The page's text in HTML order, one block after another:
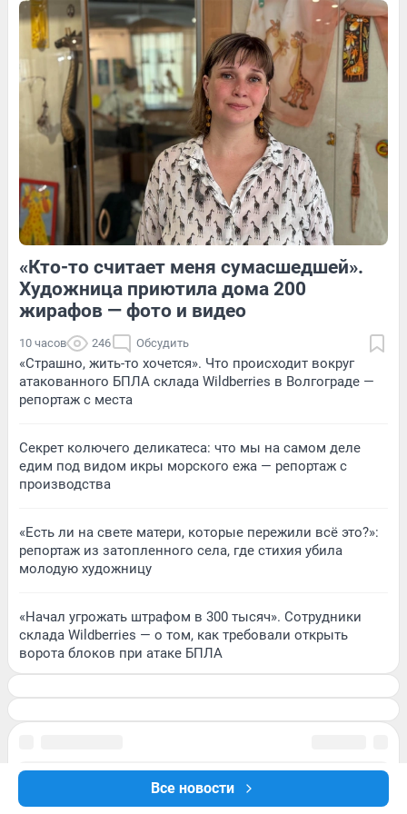
Все новости
Обсудить
Обсудить Обсудить
1 Обсудить 4 Обсудить
«Кто-то считает меня сумасшедшей».
Художница приютила дома 200
жирафов — фото и видео
10 часов 246 Обсудить
«Страшно, жить-то хочется». Что происходит вокруг
атакованного БПЛА склада Wildberries в Волгограде —
репортаж с места
Секрет колючего деликатеса: что мы на самом деле
едим под видом икры морского ежа — репортаж с
производства
«Есть ли на свете матери, которые пережили всё это?»:
репортаж из затопленного села, где стихия убила
молодую художницу
«Начал угрожать штрафом в 300 тысяч». Сотрудники
склада Wildberries — о том, как требовали открыть
ворота блоков при атаке БПЛА